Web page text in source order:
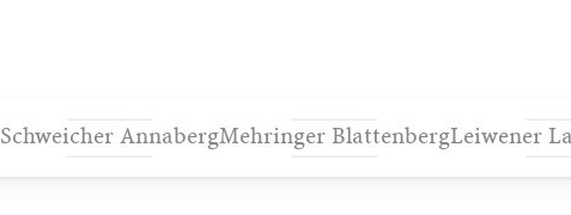
Schweicher AnnabergMehringer BlattenbergLeiwener